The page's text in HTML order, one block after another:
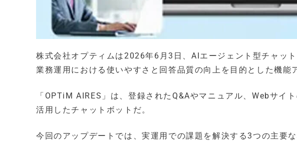
株式会社オプティムは2026年6月3日、AIエージェント型チャッ
業務運用における使いやすさと回答品質の向上を目的とした機能
「OPTiM AIRES」は、登録されたQ&Aやマニュアル、Webサイ
活用したチャットボットだ。
今回のアップデートでは、実運用での課題を解決する3つの主要な